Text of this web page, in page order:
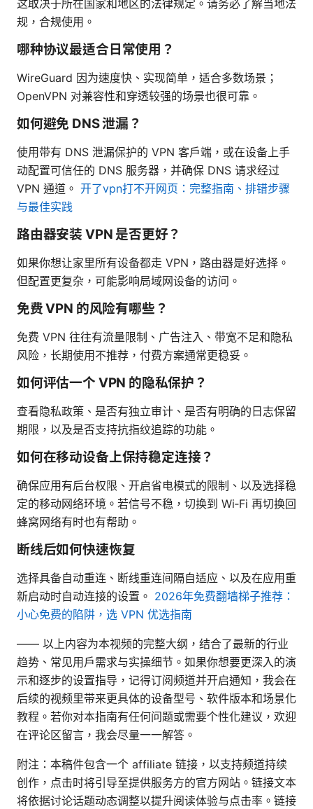
这取决于所在国家和地区的法律规定。请务必了解当地法
规，合规使用。
哪种协议最适合日常使用？
WireGuard 因为速度快、实现简单，适合多数场景；
OpenVPN 对兼容性和穿透较强的场景也很可靠。
如何避免 DNS 泄漏？
使用带有 DNS 泄漏保护的 VPN 客户端，或在设备上手
动配置可信任的 DNS 服务器，并确保 DNS 请求经过
VPN 通道。 开了vpn打不开网页：完整指南、排错步骤
与最佳实践
路由器安装 VPN 是否更好？
如果你想让家里所有设备都走 VPN，路由器是好选择。
但配置更复杂，可能影响局域网设备的访问。
免费 VPN 的风险有哪些？
免费 VPN 往往有流量限制、广告注入、带宽不足和隐私
风险，长期使用不推荐，付费方案通常更稳妥。
如何评估一个 VPN 的隐私保护？
查看隐私政策、是否有独立审计、是否有明确的日志保留
期限，以及是否支持抗指纹追踪的功能。
如何在移动设备上保持稳定连接？
确保应用有后台权限、开启省电模式的限制、以及选择稳
定的移动网络环境。若信号不稳，切换到 Wi‑Fi 再切换回
蜂窝网络有时也有帮助。
断线后如何快速恢复
选择具备自动重连、断线重连间隔自适应、以及在应用重
新启动时自动连接的设置。 2026年免费翻墙梯子推荐：
小心免费的陷阱，选 VPN 优选指南
—— 以上内容为本视频的完整大纲，结合了最新的行业
趋势、常见用户需求与实操细节。如果你想要更深入的演
示和逐步的设置指导，记得订阅频道并开启通知，我会在
后续的视频里带来更具体的设备型号、软件版本和场景化
教程。若你对本指南有任何问题或需要个性化建议，欢迎
在评论区留言，我会尽量一一解答。
附注：本稿件包含一个 affiliate 链接，以支持频道持续
创作，点击时将引导至提供服务方的官方网站。链接文本
将依据讨论话题动态调整以提升阅读体验与点击率。链接